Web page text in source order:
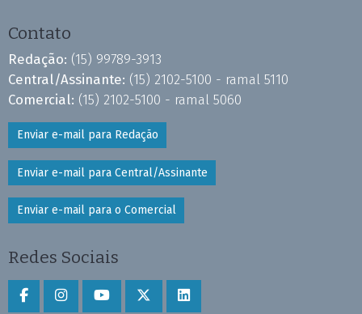
Contato
Redação: (15) 99789-3913
Central/Assinante: (15) 2102-5100 - ramal 5110
Comercial: (15) 2102-5100 - ramal 5060
Enviar e-mail para Redação
Enviar e-mail para Central/Assinante
Enviar e-mail para o Comercial
Redes Sociais